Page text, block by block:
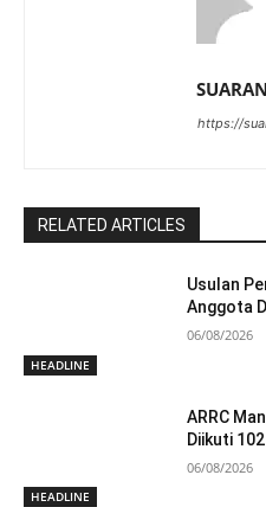
https://
RELATED ARTICLES
HEADLINE
Usulan
Anggota
06/08/2026
HEADLINE
ARRC
Diikuti
06/08/2026